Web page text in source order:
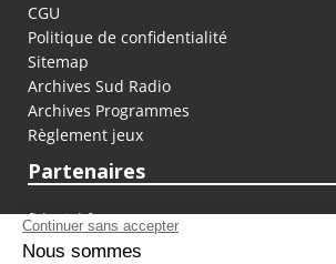
CGU
Politique de confidentialité
Sitemap
Archives Sud Radio
Archives Programmes
Règlement jeux
Partenaires
fiducial.fr
lyoncapitale.fr